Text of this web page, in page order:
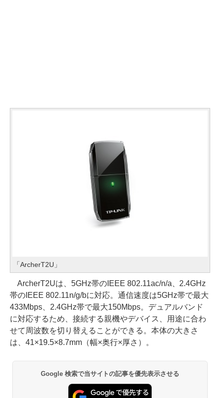
「ArcherT2U」
ArcherT2Uは、5GHz帯のIEEE 802.11ac/n/a、2.4GHz
帯のIEEE 802.11n/g/bに対応。通信速度は5GHz帯で最大
433Mbps、2.4GHz帯で最大150Mbps。デュアルバンド
に対応するため、接続する親機やデバイス、用途に合わ
せて周波数を切り替えることができる。本体の大きさ
は、41×19.5×8.7mm（幅×奥行×厚さ）。
Google 検索で当サイトの記事を優先表示させる